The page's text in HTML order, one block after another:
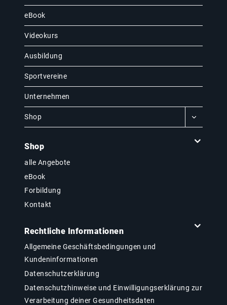
eBook
Videokurs
Ausbildung
Sportvereine
Unternehmen
Shop
Shop
alle Angebote
eBook
Forbildung
Kontakt
Rechtliche Informationen
Allgemeine Geschäftsbedingungen und
Kundeninformationen
Datenschutzerklärung
Datenschutzhinweise und Einwilligungserklärung zur
Verarbeitung deiner Gesundheitsdaten